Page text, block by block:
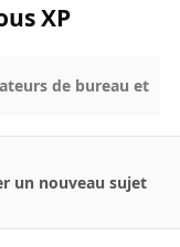
XP
de bureau et
un nouveau sujet